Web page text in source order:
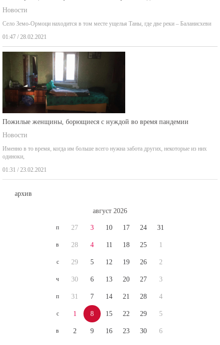
Новости
Село Земо-Ормоци находится в том месте ущелья Таны, где две реки – Баланисхеви
01:47 / 28.02.2021
Пожилые женщины, борющиеся с нуждой во время пандемии
Новости
Именно в то время, когда им больше всего нужна забота других, некоторые из них
одиноки,
01:31 / 23.02.2021
архив
август 2026
п
в
с
ч
п
с
в
27
28
29
30
31
1
2
3
4
5
6
7
8
9
10
11
12
13
14
15
16
17
18
19
20
21
22
23
24
25
26
27
28
29
30
31
1
2
3
4
5
6